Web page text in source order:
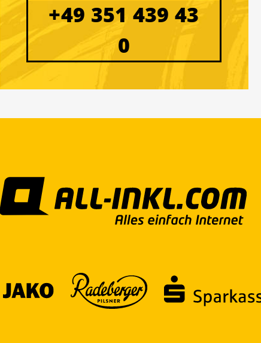
+49 351 439 43
0